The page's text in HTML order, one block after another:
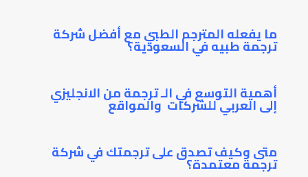
ما يفعله المترجم الطبي مع أفضل شركة
ترجمة طبيه في السعودية؟
أهمية التوسع في الـ ترجمة من الانجليزي
إلى العربي للشركات والمواقع
متى وكيف تصدق على ترجمتك في شركة
ترجمة معتمدة؟